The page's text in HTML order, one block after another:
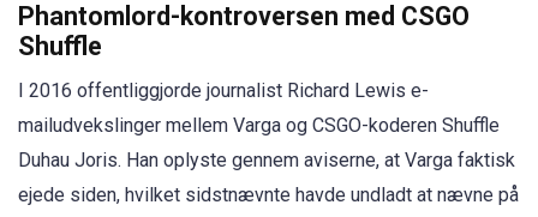
Phantomlord-kontroversen med CSGO
Shuffle
I 2016 offentliggjorde journalist Richard Lewis e-
mailudvekslinger mellem Varga og CSGO-koderen Shuffle
Duhau Joris. Han oplyste gennem aviserne, at Varga faktisk
ejede siden, hvilket sidstnævnte havde undladt at nævne på